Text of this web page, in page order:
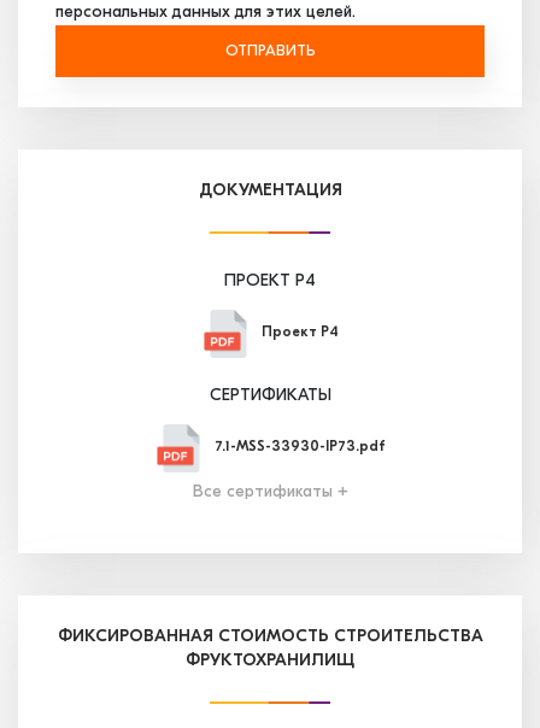
персональных данных для этих целей.
ОТПРАВИТЬ
ДОКУМЕНТАЦИЯ
ПРОЕКТ P4
Проект P4
СЕРТИФИКАТЫ
7.1-MSS-33930-IP73.pdf
7.4-MSS-34656-IP13.pdf
Все сертификаты +
ФИКСИРОВАННАЯ СТОИМОСТЬ СТРОИТЕЛЬСТВА
ФРУКТОХРАНИЛИЩ